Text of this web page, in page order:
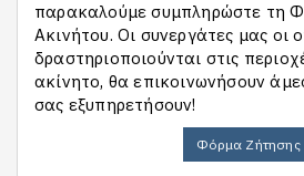
παρακαλούμε συμπληρώστε τη
Ακινήτου. Οι συνεργάτες μας οι
δραστηριοποιούνται στις
ακίνητο, θα επικοινωνήσουν
σας εξυπηρετήσουν!
Φόρμα Ζήτησης